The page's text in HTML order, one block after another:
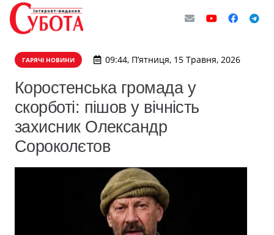
ГАРЯЧІ НОВИНИ 09:44, П’ятниця, 15 Травня, 2026
Коростенська громада у
скорботі: пішов у вічність
захисник Олександр
Сороколєтов